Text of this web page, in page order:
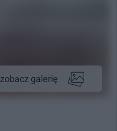
zobacz galerię